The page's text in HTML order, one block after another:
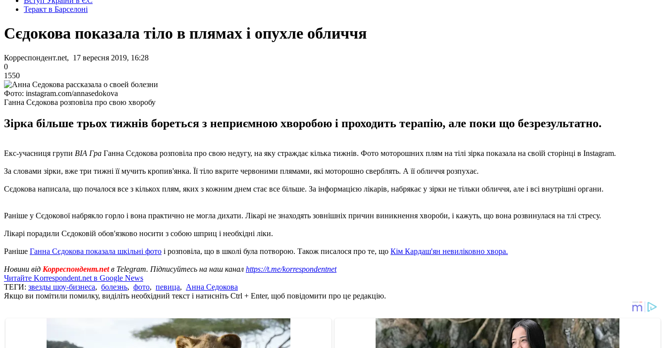
Теракт в Барселоні
Сєдокова показала тіло в плямах і опухле обличчя
Корреспондент.net, 17 вересня 2019, 16:28
0
1550
Фото: instagram.com/annasedokova
Ганна Сєдокова розповіла про свою хворобу
Зірка більше трьох тижнів бореться з неприємною хворобою і проходить терапію, але поки що безрезультатно.
Екс-учасниця групи ВІА Гра Ганна Сєдокова розповіла про свою недугу, на яку страждає кілька тижнів. Фото моторошних плям на тілі зірка показала на своїй сторінці в Instagram.
За словами зірки, вже три тижні її мучить кропив'янка. Її тіло вкрите червоними плямами, які моторошно сверблять. А її обличчя розпухає.
Сєдокова написала, що почалося все з кількох плям, яких з кожним днем ​​стає все більше. За інформацією лікарів, набрякає у зірки не тільки обличчя, але і всі внутрішні органи.
Раніше у Сєдокової набрякло горло і вона практично не могла дихати. Лікарі не знаходять зовнішніх причин виникнення хвороби, і кажуть, що вона розвинулася на тлі стресу.
Лікарі порадили Сєдоковій обов'язково носити з собою шприц і необхідні ліки.
Раніше Ганна Сєдокова показала шкільні фото і розповіла, що в школі була потворою. Також писалося про те, що Кім Кардаш'ян невиліковно хвора.
Новини від Корреспондент.netв Telegram. Підписуйтесь на наш канал https://t.me/korrespondentnet
Читайте Korrespondent.net в Google News
ТЕГИ: звезды шоу-бизнеса, болезнь, фото, певица, Анна Седокова
Якщо ви помітили помилку, виділіть необхідний текст і натисніть Ctrl + Enter, щоб повідомити про це редакцію.